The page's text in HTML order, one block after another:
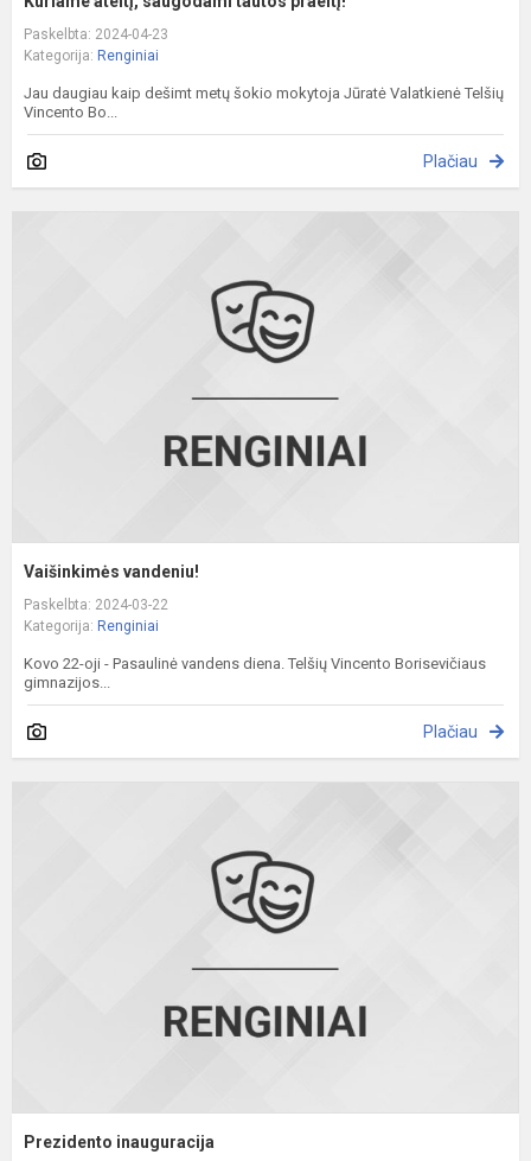
Paskelbta: 2024-04-23
Kategorija: Renginiai
Jau daugiau kaip dešimt metų šokio mokytoja Jūratė Valatkienė Telšių
Vincento Bo...
Plačiau
Vaišinkimės vandeniu!
Paskelbta: 2024-03-22
Kategorija: Renginiai
Kovo 22-oji - Pasaulinė vandens diena. Telšių Vincento Borisevičiaus
gimnazijos...
Plačiau
Prezidento inauguracija